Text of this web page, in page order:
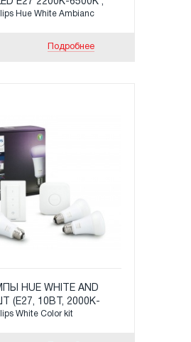
Е27 2200К-6500K ,
ВТ, 806LM
Hue White Ambianc
Подробнее
HUE WHITE AND
(Е27, 10ВТ, 2000K-
+ HUE BRIDGE PHILIPS
White Color kit